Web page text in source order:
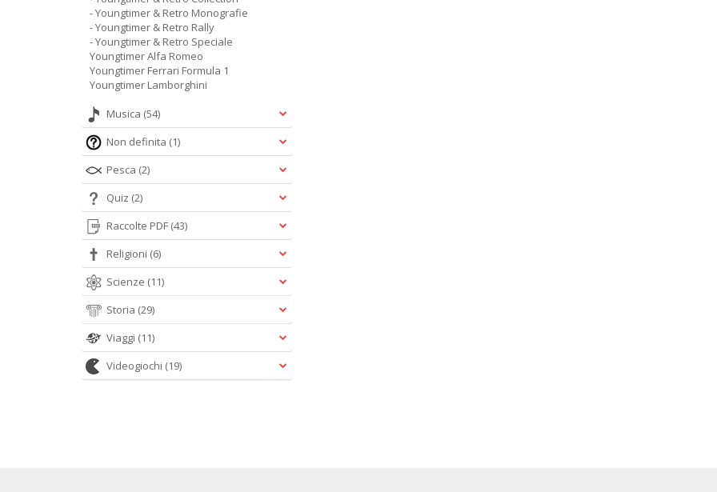
- Youngtimer & Retro Monografie
- Youngtimer & Retro Rally
- Youngtimer & Retro Speciale
Youngtimer Alfa Romeo
Youngtimer Ferrari Formula 1
Youngtimer Lamborghini
Musica (54)
Non definita (1)
Pesca (2)
Quiz (2)
Raccolte PDF (43)
Religioni (6)
Scienze (11)
Storia (29)
Viaggi (11)
Videogiochi (19)